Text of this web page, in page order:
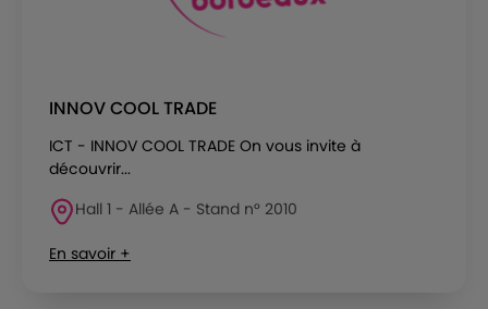
INNOV COOL TRADE
ICT - INNOV COOL TRADE On vous invite à
découvrir...
Hall 1 - Allée A - Stand n° 2010
En savoir +